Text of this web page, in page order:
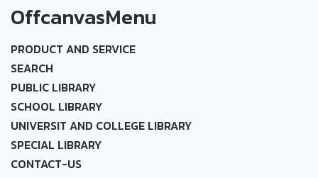
OffcanvasMenu
PRODUCT AND SERVICE
SEARCH
PUBLIC LIBRARY
SCHOOL LIBRARY
UNIVERSIT AND COLLEGE LIBRARY
SPECIAL LIBRARY
CONTACT-US